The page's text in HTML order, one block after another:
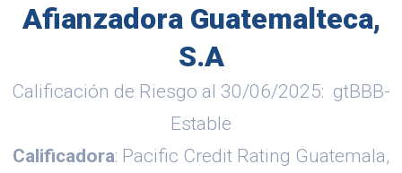
Afianzadora Guatemalteca,
S.A
Calificación de Riesgo al 30/06/2025: gtBBB-
Estable
Calificadora: Pacific Credit Rating Guatemala,